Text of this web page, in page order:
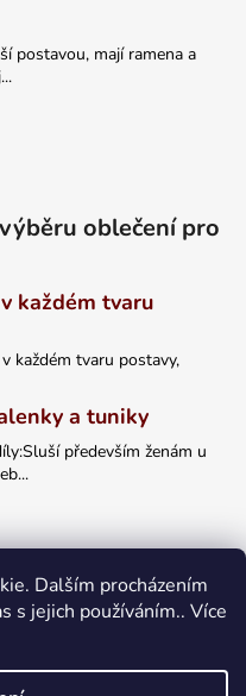
Dalším procházením
s jejich používáním.. Více
postavou, mají ramena a
oblečení pro
každém tvaru
každém tvaru postavy,
a tuniky
především ženám u